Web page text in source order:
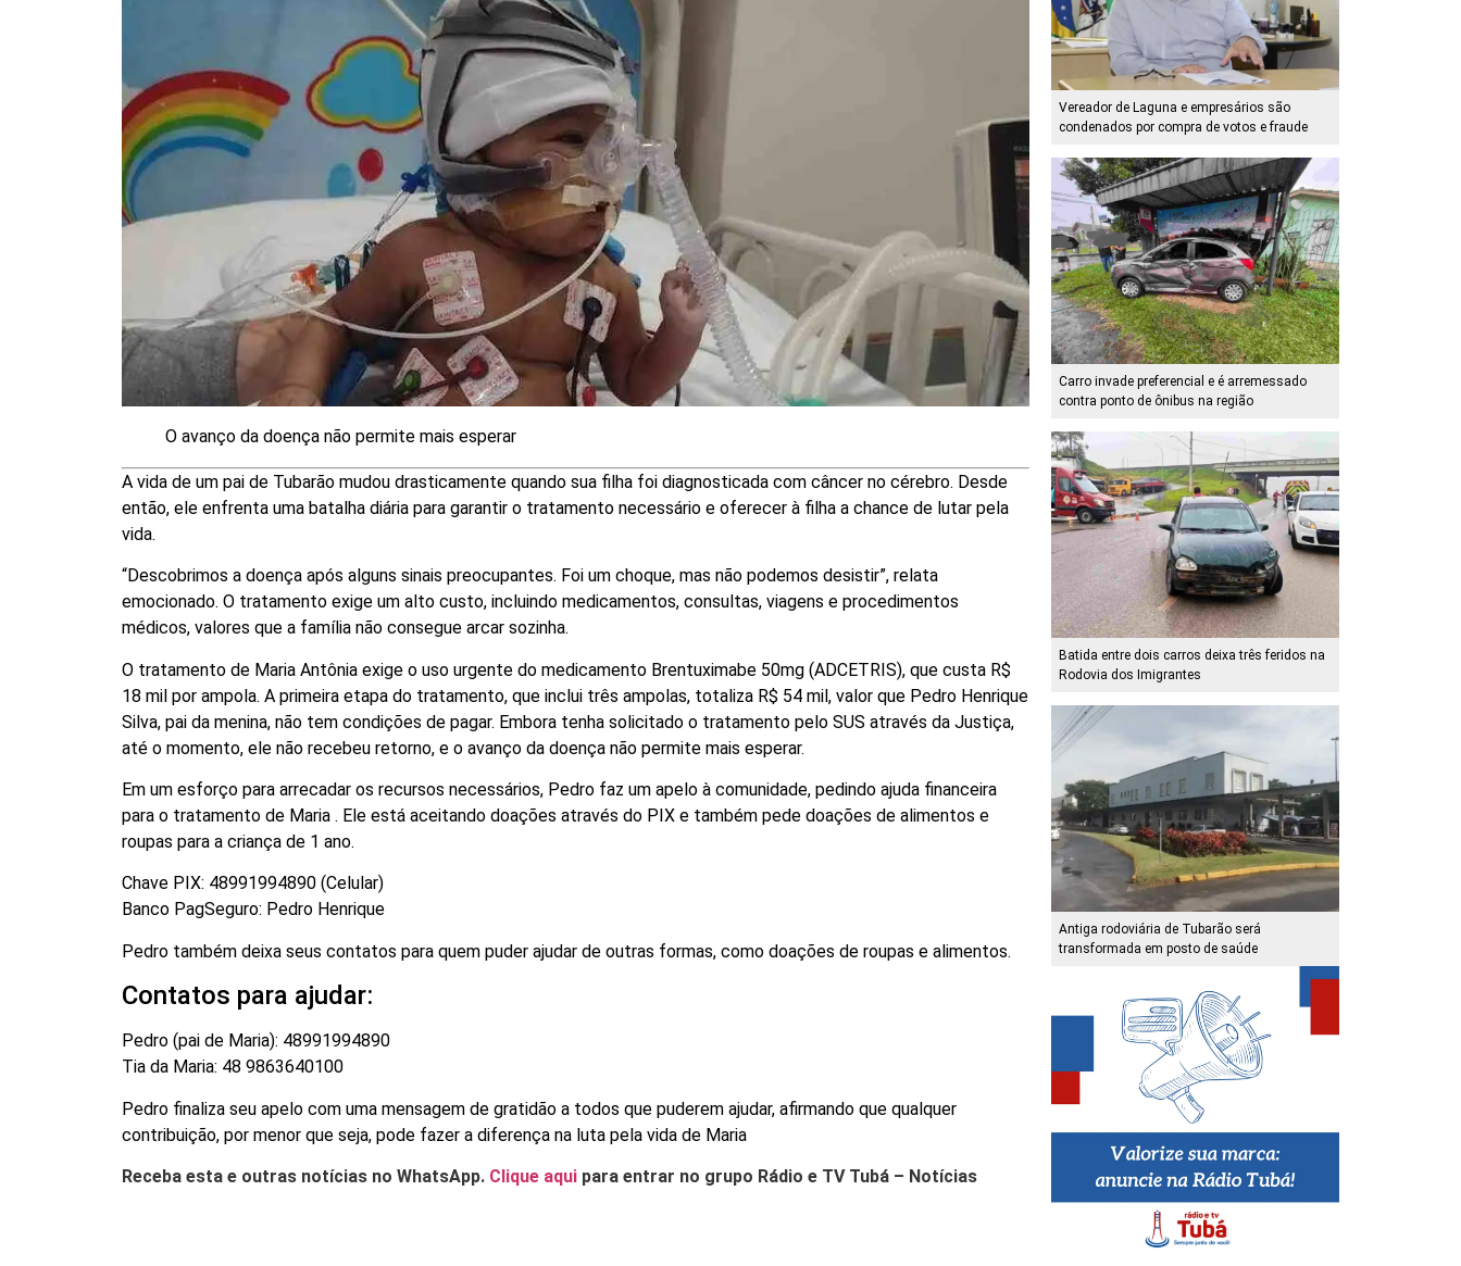
O avanço da doença não permite mais esperar
A vida de um pai de Tubarão mudou drasticamente quando sua filha foi diagnosticada com câncer no cérebro. Desde
então, ele enfrenta uma batalha diária para garantir o tratamento necessário e oferecer à filha a chance de lutar pela
vida.
“Descobrimos a doença após alguns sinais preocupantes. Foi um choque, mas não podemos desistir”, relata
emocionado. O tratamento exige um alto custo, incluindo medicamentos, consultas, viagens e procedimentos
médicos, valores que a família não consegue arcar sozinha.
O tratamento de Maria Antônia exige o uso urgente do medicamento Brentuximabe 50mg (ADCETRIS), que custa R$
18 mil por ampola. A primeira etapa do tratamento, que inclui três ampolas, totaliza R$ 54 mil, valor que Pedro Henrique
Silva, pai da menina, não tem condições de pagar. Embora tenha solicitado o tratamento pelo SUS através da Justiça,
até o momento, ele não recebeu retorno, e o avanço da doença não permite mais esperar.
Em um esforço para arrecadar os recursos necessários, Pedro faz um apelo à comunidade, pedindo ajuda financeira
para o tratamento de Maria . Ele está aceitando doações através do PIX e também pede doações de alimentos e
roupas para a criança de 1 ano.
Chave PIX: 48991994890 (Celular)
Banco PagSeguro: Pedro Henrique
Pedro também deixa seus contatos para quem puder ajudar de outras formas, como doações de roupas e alimentos.
Contatos para ajudar:
Pedro (pai de Maria): 48991994890
Tia da Maria: 48 9863640100
Pedro finaliza seu apelo com uma mensagem de gratidão a todos que puderem ajudar, afirmando que qualquer
contribuição, por menor que seja, pode fazer a diferença na luta pela vida de Maria
Receba esta e outras notícias no WhatsApp. Clique aqui para entrar no grupo Rádio e TV Tubá – Notícias
Vereador de Laguna e empresários são
condenados por compra de votos e fraude
Carro invade preferencial e é arremessado
contra ponto de ônibus na região
Batida entre dois carros deixa três feridos na
Rodovia dos Imigrantes
Antiga rodoviária de Tubarão será
transformada em posto de saúde